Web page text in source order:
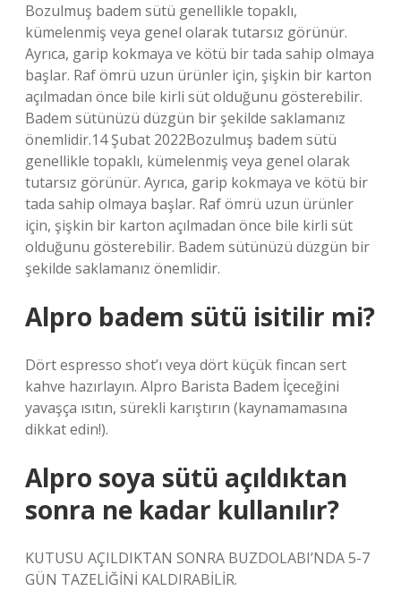
Bozulmuş badem sütü genellikle topaklı,
kümelenmiş veya genel olarak tutarsız görünür.
Ayrıca, garip kokmaya ve kötü bir tada sahip olmaya
başlar. Raf ömrü uzun ürünler için, şişkin bir karton
açılmadan önce bile kirli süt olduğunu gösterebilir.
Badem sütünüzü düzgün bir şekilde saklamanız
önemlidir.14 Şubat 2022Bozulmuş badem sütü
genellikle topaklı, kümelenmiş veya genel olarak
tutarsız görünür. Ayrıca, garip kokmaya ve kötü bir
tada sahip olmaya başlar. Raf ömrü uzun ürünler
için, şişkin bir karton açılmadan önce bile kirli süt
olduğunu gösterebilir. Badem sütünüzü düzgün bir
şekilde saklamanız önemlidir.
Alpro badem sütü isitilir mi?
Dört espresso shot’ı veya dört küçük fincan sert
kahve hazırlayın. Alpro Barista Badem İçeceğini
yavaşça ısıtın, sürekli karıştırın (kaynamamasına
dikkat edin!).
Alpro soya sütü açıldıktan
sonra ne kadar kullanılır?
KUTUSU AÇILDIKTAN SONRA BUZDOLABI’NDA 5-7
GÜN TAZELİĞİNİ KALDIRABİLİR.